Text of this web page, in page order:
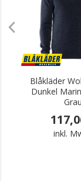
Blåkläder
Dunkel
Grau
inkl.